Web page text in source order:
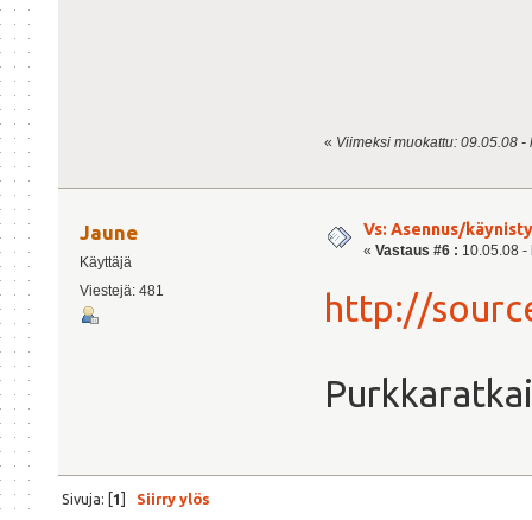
« Viimeksi muokattu: 09.05.08
Jaune
Käyttäjä
Viestejä: 481
Vs: Asennus/
« Vastaus #6 : 10.05.08 -
http://
Sivuja: [1] Siirry ylös